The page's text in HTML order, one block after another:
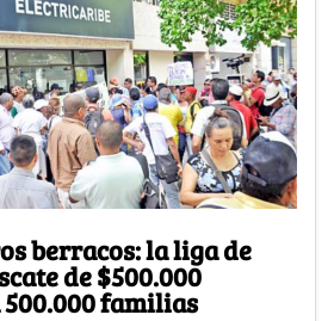
berracos: la liga de
de $500.000
familias